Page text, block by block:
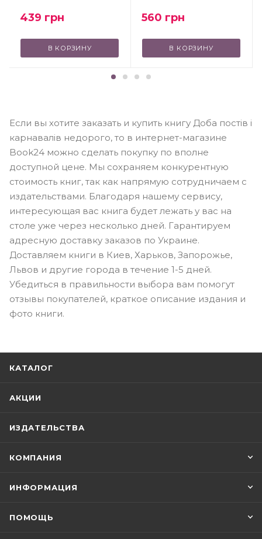
439 грн
В КОРЗИНУ
560 грн
В КОРЗИНУ
Если вы хотите заказать и купить книгу Доба постів і
карнавалів недорого, то в интернет-магазине
Book24 можно сделать покупку по вполне
доступной цене. Мы сохраняем конкурентную
стоимость книг, так как напрямую сотрудничаем с
издательствами. Благодаря нашему сервису,
интересующая вас книга будет лежать у вас на
столе уже через несколько дней. Гарантируем
адресную доставку заказов по Украине.
Доставляем книги в Киев, Харьков, Запорожье,
Львов и другие города в течение 1-5 дней.
Убедиться в правильности выбора вам помогут
отзывы покупателей, краткое описание издания и
фото книги.
КАТАЛОГ
АКЦИИ
ИЗДАТЕЛЬСТВА
КОМПАНИЯ
ИНФОРМАЦИЯ
ПОМОЩЬ